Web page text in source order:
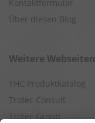
Kontaktformular
Über diesen Blog
Weitere Webseiten
THC Produktkatalog
Trotec Consult
Trotec Group